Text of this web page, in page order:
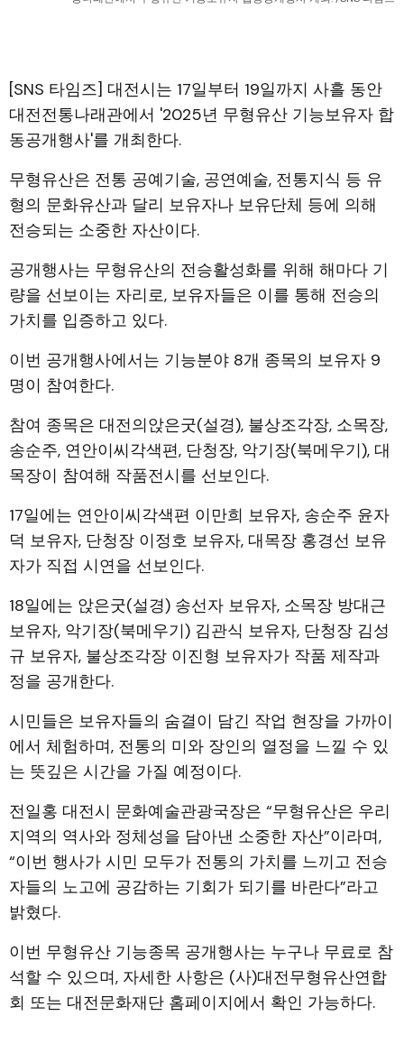
[SNS 타임즈] 대전시는 17일부터 19일까지 사흘 동안
대전전통나래관에서 '2025년 무형유산 기능보유자 합
동공개행사'를 개최한다.
무형유산은 전통 공예기술, 공연예술, 전통지식 등 유
형의 문화유산과 달리 보유자나 보유단체 등에 의해
전승되는 소중한 자산이다.
공개행사는 무형유산의 전승활성화를 위해 해마다 기
량을 선보이는 자리로, 보유자들은 이를 통해 전승의
가치를 입증하고 있다.
이번 공개행사에서는 기능분야 8개 종목의 보유자 9
명이 참여한다.
참여 종목은 대전의앉은굿(설경), 불상조각장, 소목장,
송순주, 연안이씨각색편, 단청장, 악기장(북메우기), 대
목장이 참여해 작품전시를 선보인다.
17일에는 연안이씨각색편 이만희 보유자, 송순주 윤자
덕 보유자, 단청장 이정호 보유자, 대목장 홍경선 보유
자가 직접 시연을 선보인다.
18일에는 앉은굿(설경) 송선자 보유자, 소목장 방대근
보유자, 악기장(북메우기) 김관식 보유자, 단청장 김성
규 보유자, 불상조각장 이진형 보유자가 작품 제작과
정을 공개한다.
시민들은 보유자들의 숨결이 담긴 작업 현장을 가까이
에서 체험하며, 전통의 미와 장인의 열정을 느낄 수 있
는 뜻깊은 시간을 가질 예정이다.
전일홍 대전시 문화예술관광국장은 “무형유산은 우리
지역의 역사와 정체성을 담아낸 소중한 자산”이라며,
“이번 행사가 시민 모두가 전통의 가치를 느끼고 전승
자들의 노고에 공감하는 기회가 되기를 바란다”라고
밝혔다.
이번 무형유산 기능종목 공개행사는 누구나 무료로 참
석할 수 있으며, 자세한 사항은 (사)대전무형유산연합
회 또는 대전문화재단 홈페이지에서 확인 가능하다.